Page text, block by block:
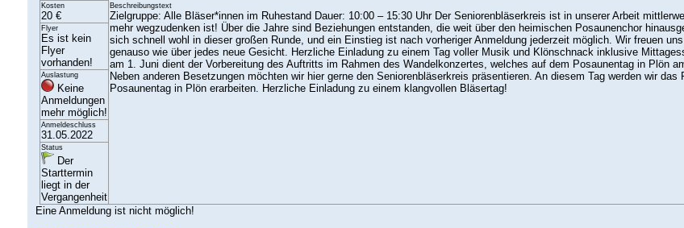
Beschreibungstext
Zielgruppe: Alle Bläser*innen im Ruhestand Dauer: 10:00 – 15:30 Uhr Der Seniorenbläserkreis ist in unserer Arbeit
mehr wegzudenken ist! Über die Jahre sind Beziehungen entstanden, die weit über den heimischen Posaunenchor
sich schnell wohl in dieser großen Runde, und ein Einstieg ist nach vorheriger Anmeldung jederzeit möglich. Wir freuen
genauso wie über jedes neue Gesicht. Herzliche Einladung zu einem Tag voller Musik und Klönschnack inklusive
am 1. Juni dient der Vorbereitung des Auftritts im Rahmen des Wandelkonzertes, welches auf dem Posaunentag in Plön
Neben anderen Besetzungen möchten wir hier gerne den Seniorenbläserkreis präsentieren. An diesem Tag werden wir
Posaunentag in Plön erarbeiten. Herzliche Einladung zu einem klangvollen Bläsertag!
Kosten
20 €
Flyer
Es ist kein
Flyer
vorhanden!
Auslastung
Keine
Anmeldungen
mehr möglich!
Anmeldeschluss
31.05.2022
Status
Der
Starttermin
liegt in der
Vergangenheit
Eine Anmeldung ist nicht möglich!